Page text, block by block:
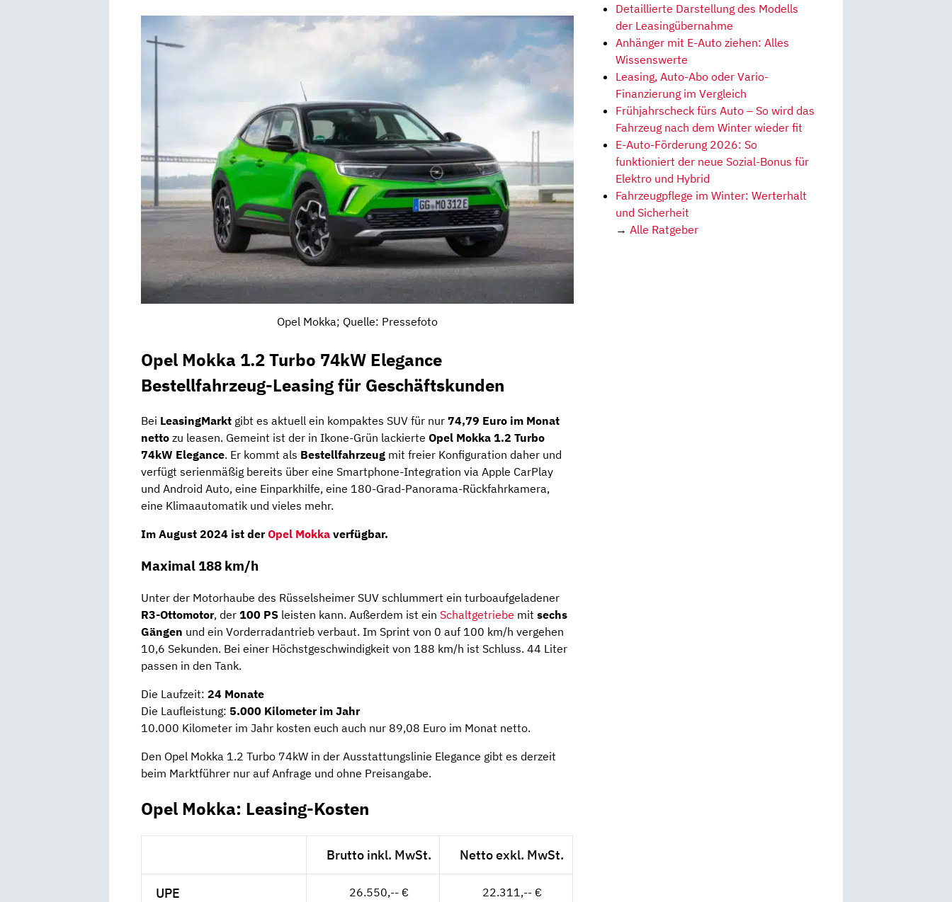
Opel Mokka; Quelle: Pressefoto
Opel Mokka 1.2 Turbo 74kW Elegance
Bestellfahrzeug-Leasing für Geschäftskunden
Bei LeasingMarkt gibt es aktuell ein kompaktes SUV für nur 74,79 Euro im Monat
netto zu leasen. Gemeint ist der in Ikone-Grün lackierte Opel Mokka 1.2 Turbo
74kW Elegance. Er kommt als Bestellfahrzeug mit freier Konfiguration daher und
verfügt serienmäßig bereits über eine Smartphone-Integration via Apple CarPlay
und Android Auto, eine Einparkhilfe, eine 180-Grad-Panorama-Rückfahrkamera,
eine Klimaautomatik und vieles mehr.
Im August 2024 ist derOpel Mokka verfügbar.
Maximal 188 km/h
Unter der Motorhaube des Rüsselsheimer SUV schlummert ein turboaufgeladener
R3-Ottomotor, der 100 PS leisten kann. Außerdem ist ein Schaltgetriebe mit sechs
Gängen und ein Vorderradantrieb verbaut. Im Sprint von 0 auf 100 km/h vergehen
10,6 Sekunden. Bei einer Höchstgeschwindigkeit von 188 km/h ist Schluss. 44 Liter
passen in den Tank.
Die Laufzeit: 24 Monate
Die Laufleistung: 5.000 Kilometer im Jahr
10.000 Kilometer im Jahr kosten euch auch nur 89,08 Euro im Monat netto.
Den Opel Mokka 1.2 Turbo 74kW in der Ausstattungslinie Elegance gibt es derzeit
beim Marktführer nur auf Anfrage und ohne Preisangabe.
Opel Mokka: Leasing-Kosten
Brutto inkl. MwSt. Netto exkl. MwSt.
UPE 26.550,-- € 22.311,-- €
Detaillierte Darstellung des Modells
der Leasingübernahme
Anhänger mit E-Auto ziehen: Alles
Wissenswerte
Leasing, Auto-Abo oder Vario-
Finanzierung im Vergleich
Frühjahrscheck fürs Auto – So wird das
Fahrzeug nach dem Winter wieder fit
E-Auto-Förderung 2026: So
funktioniert der neue Sozial-Bonus für
Elektro und Hybrid
Fahrzeugpflege im Winter: Werterhalt
und Sicherheit
→ Alle Ratgeber